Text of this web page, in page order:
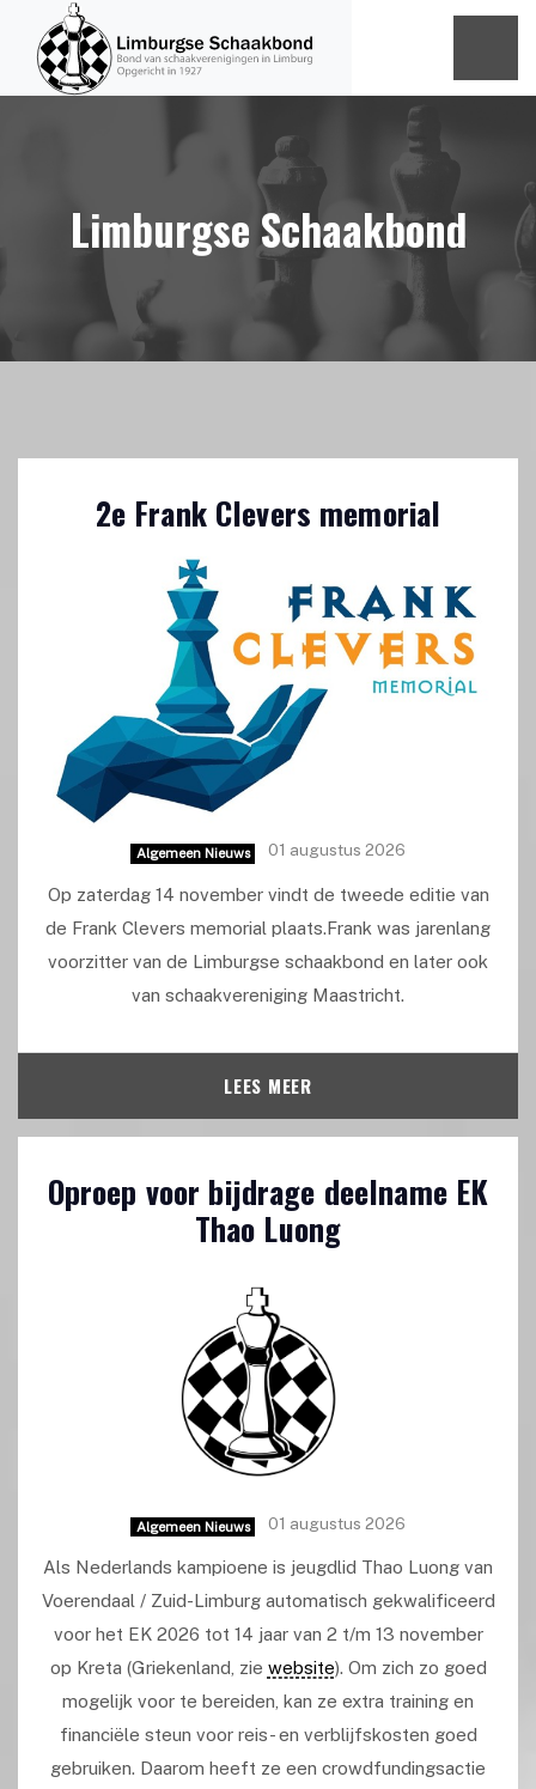
Limburgse Schaakbond
2e Frank Clevers memorial
Algemeen Nieuws 01 augustus 2026
Op zaterdag 14 november vindt de tweede editie van
de Frank Clevers memorial plaats.Frank was jarenlang
voorzitter van de Limburgse schaakbond en later ook
van schaakvereniging Maastricht.
LEES MEER
Oproep voor bijdrage deelname EK
Thao Luong
Algemeen Nieuws 01 augustus 2026
Als Nederlands kampioene is jeugdlid Thao Luong van
Voerendaal / Zuid-Limburg automatisch gekwalificeerd
voor het EK 2026 tot 14 jaar van 2 t/m 13 november
op Kreta (Griekenland, zie website). Om zich zo goed
mogelijk voor te bereiden, kan ze extra training en
financiële steun voor reis- en verblijfskosten goed
gebruiken. Daarom heeft ze een crowdfundingsactie